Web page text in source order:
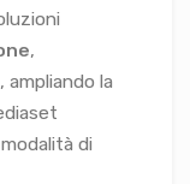
,
, ampliando la
di